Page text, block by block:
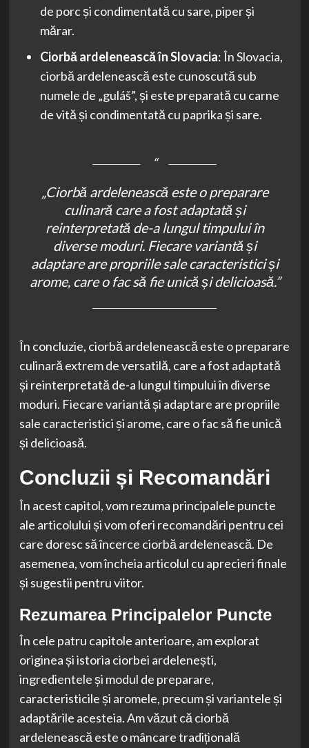
de porc și condimentată cu sare, piper și
mărar.
Ciorbă ardelenească în Slovacia: În Slovacia,
ciorbă ardelenească este cunoscută sub
numele de „guláš”, și este preparată cu carne
de vită și condimentată cu paprika și sare.
„Ciorbă ardelenească este o preparare
culinară care a fost adaptată și
reinterpretată de-a lungul timpului în
diverse moduri. Fiecare variantă și
adaptare are propriile sale caracteristici și
arome, care o fac să fie unică și delicioasă.”
În concluzie, ciorbă ardelenească este o preparare
culinară extrem de versatilă, care a fost adaptată
și reinterpretată de-a lungul timpului în diverse
moduri. Fiecare variantă și adaptare are propriile
sale caracteristici și arome, care o fac să fie unică
și delicioasă.
Concluzii și Recomandări
În acest capitol, vom rezuma principalele puncte
ale articolului și vom oferi recomandări pentru cei
care doresc să încerce ciorbă ardelenească. De
asemenea, vom încheia articolul cu aprecieri finale
și sugestii pentru viitor.
Rezumarea Principalelor Puncte
În cele patru capitole anterioare, am explorat
originea și istoria ciorbei ardelenești,
ingredientele și modul de preparare,
caracteristicile și aromele, precum și variantele și
adaptările acesteia. Am văzut că ciorbă
ardelenească este o mâncare tradițională